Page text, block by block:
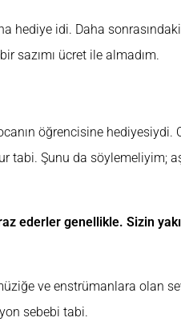
hediye idi. Daha
sazımı ücret ile almadım.
öğrencisine hediyesiydi.
tabi. Şunu da söylemeliyim;
ederler genellikle. Sizin
ve enstrümanlara olan
sebebi tabi.